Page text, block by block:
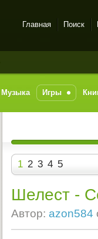
Главная Поиск
Музыка Игры
1 2 3 4 5
Шелест -
Автор: azon584